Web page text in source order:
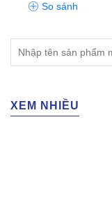
So sánh
XEM NHIỀU